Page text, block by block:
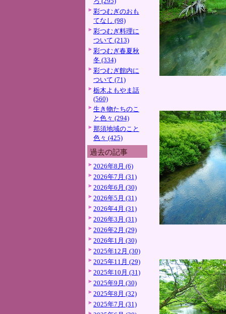
彩つむぎのおも
てなし (98)
彩つむぎ料理に
ついて (213)
彩つむぎ春夏秋
冬 (334)
彩つむぎ館内に
ついて (71)
栃木よもやま話
(560)
生き物たちのこ
と色々 (294)
那須地域のこと
色々 (425)
過去の記事
2026年8月 (6)
2026年7月 (31)
2026年6月 (30)
2026年5月 (31)
2026年4月 (31)
2026年3月 (31)
2026年2月 (29)
2026年1月 (30)
2025年12月 (30)
2025年11月 (29)
2025年10月 (31)
2025年9月 (30)
2025年8月 (32)
2025年7月 (31)